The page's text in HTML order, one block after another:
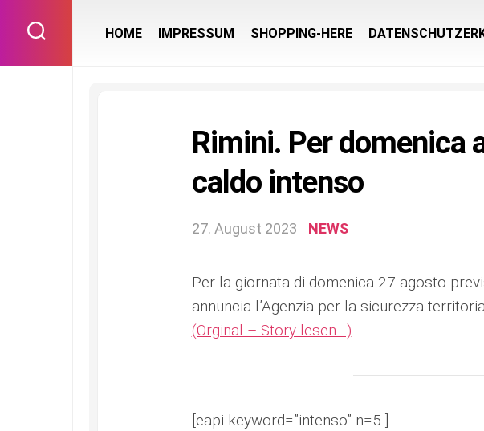
content
HOME IMPRESSUM SHOPPING-HERE
Rimini. Per domenica
caldo intenso
27. August 2023 NEWS
Per la giornata di domenica 27 agosto
annuncia l’Agenzia per la sicurezza
(Orginal – Story lesen…)
[eapi keyword=”intenso” n=5 ]